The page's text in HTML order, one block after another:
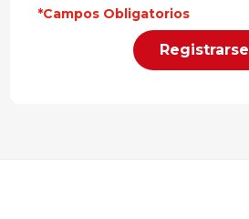
*Campos Obligatorios
Registrarse